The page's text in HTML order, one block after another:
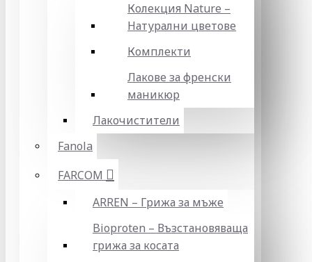
Колекция Nature –
Натурални цветове
Комплекти
Лакове за френски
маникюр
Лакочистители
Fanola
FARCOM
ARREN – Грижа за мъже
Bioproten – Възстановяваща
грижа за косата